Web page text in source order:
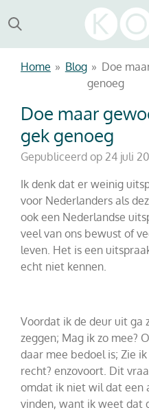
direct
naar
Home » Blog » Doe
genoeg
Doe maar
gek genoeg
Gepubliceerd op 24 juli
Ik denk dat er weinig
voor Nederlanders als
ook een Nederlandse
veel van ons bewust of
leven. Het is een
echt niet kennen.
Voordat ik de deur uit ga
zeggen; Mag ik zo mee?
daar mee bedoel is; Zie
recht? enzovoort. Dit
omdat ik niet wil dat een
vinden, want ik weet dat